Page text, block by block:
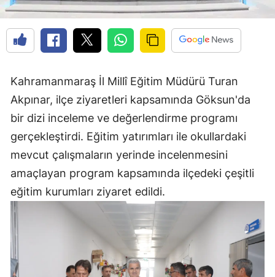
Kahramanmaraş İl Millî Eğitim Müdürü Turan
Akpınar, ilçe ziyaretleri kapsamında Göksun'da
bir dizi inceleme ve değerlendirme programı
gerçekleştirdi. Eğitim yatırımları ile okullardaki
mevcut çalışmaların yerinde incelenmesini
amaçlayan program kapsamında ilçedeki çeşitli
eğitim kurumları ziyaret edildi.